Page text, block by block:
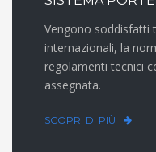
Vengono soddisfatti
internazionali, la
regolamenti tecnici
assegnata.
SCOPRI DI PIÙ